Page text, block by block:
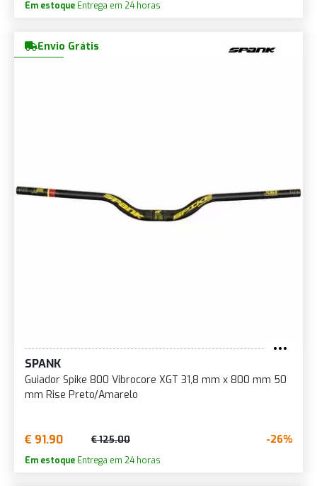
Em estoque Entrega em 24 horas
Envio Grátis
SPANK
Guiador Spike 800 Vibrocore XGT 31,8 mm x 800 mm 50
mm Rise Preto/Amarelo
€ 91.90 € 125.00 -26%
Em estoque Entrega em 24 horas